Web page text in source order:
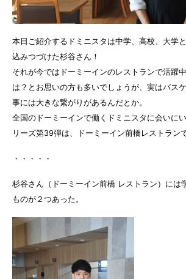
本日ご紹介するドミニスタは中学、高校、大学
込みつづけた杉谷さん！
それが今ではドーミーインのレストランで活躍
は？とお思いの方も多いでしょうが、実はバス
事には大きな繋がりがあるんだとか。
全国のドーミーインで働くドミニスタに会いに
リーズ第39弾は、ドーミーイン前橋レストラン
・・・・・
杉谷さん（ドーミーイン前橋 レストラン）には
ものが２つあった。